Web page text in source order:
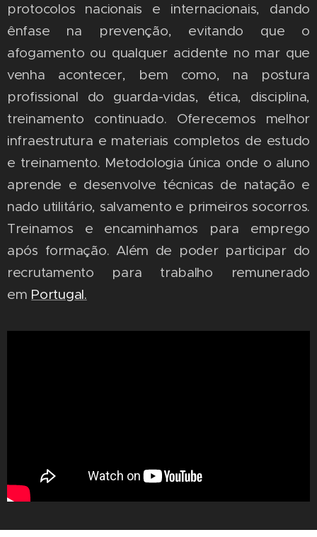
protocolos nacionais e internacionais, dando
ênfase na prevenção, evitando que o
afogamento ou qualquer acidente no mar que
venha acontecer, bem como, na postura
profissional do guarda-vidas, ética, disciplina,
treinamento continuado. Oferecemos melhor
infraestrutura e materiais completos de estudo
e treinamento. Metodologia única onde o aluno
aprende e desenvolve técnicas de natação e
nado utilitário, salvamento e primeiros socorros.
Treinamos e encaminhamos para emprego
após formação. Além de poder participar do
recrutamento para trabalho remunerado
em Portugal.